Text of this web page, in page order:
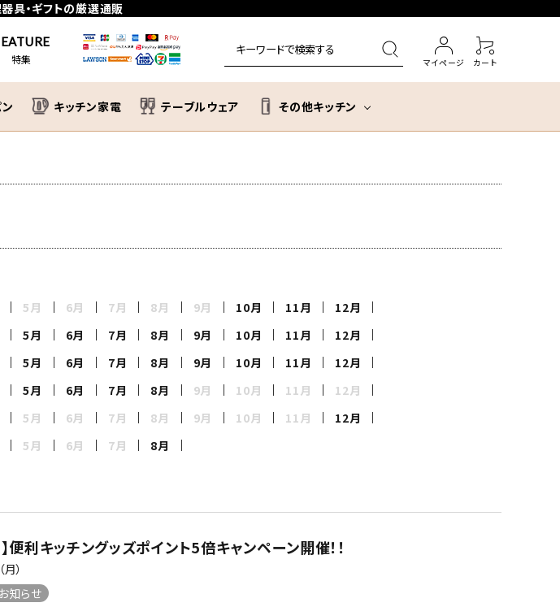
具・ギフトの厳選通販
池永鉄工 タイガー
特集 マイページ カート
キッチン家電 テーブルウェア その他キッチン
5月 6月 7月 8月 9月 10月 11月
12月
5月 6月 7月 8月 9月 10月 11月
12月
5月 6月 7月 8月 9月 10月 11月
12月
5月 6月 7月 8月 9月 10月 11月
12月
5月 6月 7月 8月 9月 10月 11月
12月
5月 6月 7月 8月
便利キッチングッズポイント5倍キャンペーン開催！！
）
お知らせ